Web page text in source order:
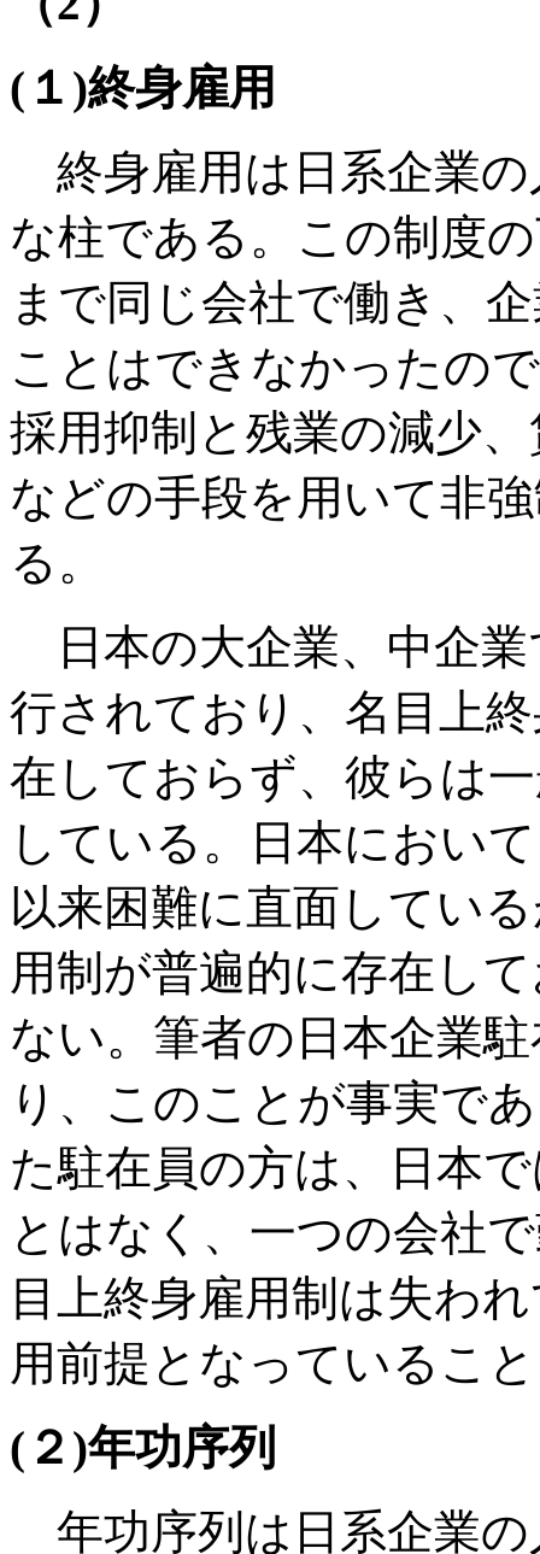
(１)終身雇用
終身雇用は日系企業
な柱である。この制度
まで同じ会社で働き、
ことはできなかったの
採用抑制と残業の減少
などの手段を用いて非
る。
日本の大企業、中企
行されており、名目上
在しておらず、彼らは
している。日本におい
以来困難に直面してい
用制が普遍的に存在し
ない。筆者の日本企業
り、このことが事実で
た駐在員の方は、日本
とはなく、一つの会社
目上終身雇用制は失わ
用前提となっているこ
(２)年功序列
年功序列は日系企業